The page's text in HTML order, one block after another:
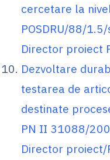
cercetare la
POSDRU/88/
Director proiect
Dezvoltare
testarea de
destinate
PN II 31088/
Director proiect/